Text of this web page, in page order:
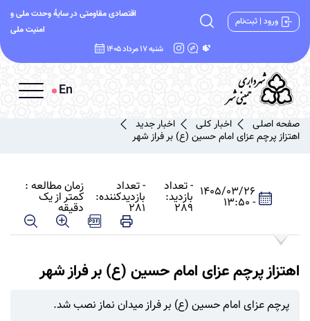
ورود | ثبت‌نام
اقتصادی مقاومتی در سایۀ وحدت ملی و
امنیت ملی
شنبه 17 مرداد 1405
En
صفحه اصلی اخبار جدید
اخبار کلی
اهتزاز پرچم عزای امام حسین (ع) بر فراز شهر
1405/03/26
- 13:50
- تعداد
بازدید:
289
- تعداد
بازدیدکننده:
281
زمان مطالعه :
کمتر از یک
دقیقه
اهتزاز پرچم عزای امام حسین (ع) بر فراز شهر
پرچم عزای امام حسین (ع) بر فراز میدان نماز نصب شد.